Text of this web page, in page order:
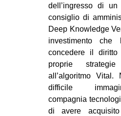
dell’ingresso di un
consiglio di
Deep Knowledge
investimento
concedere il
proprie strategie
all’algoritmo
difficile
compagnia
di avere